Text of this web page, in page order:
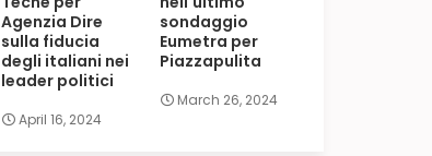
Agenzia Dire
sulla fiducia
degli italiani nei
leader politici
April 16, 2024
sondaggio
Eumetra per
Piazzapulita
March 26, 2024